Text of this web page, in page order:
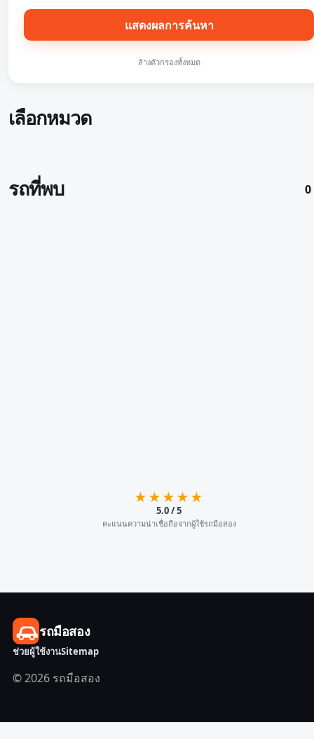
แสดงผลการค้นหา
ล้างตัวกรองทั้งหมด
เลือกหมวด
รถที่พบ
★★★★★
5.0 / 5
คะแนนความน่าเชื่อถือจากผู้ใช้รถมือสอง
รถมือสอง
ช่วยผู้ใช้งานSitemap
© 2026 รถมือสอง